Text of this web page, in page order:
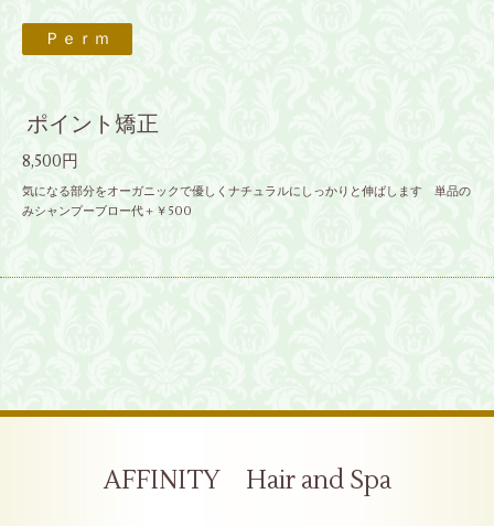
Ｐｅｒｍ
ポイント矯正
8,500円
気になる部分をオーガニックで優しくナチュラルにしっかりと伸ばします 単品の
みシャンプーブロー代＋￥500
AFFINITY Hair and Spa